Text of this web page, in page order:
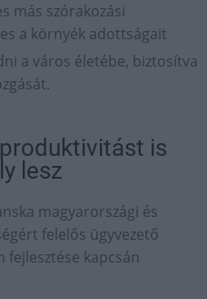
más szórakozási
a környék adottságait
a város életébe, biztosítva
is
lesz
magyarországi és
felelős ügyvezető
kapcsán